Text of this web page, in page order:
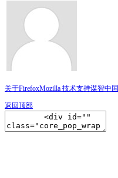
关于FirefoxMozilla 技术支持谋智中国
返回顶部